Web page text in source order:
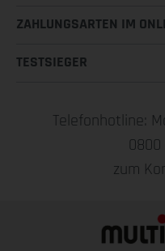
ZAHLUNGSARTEN IM
TESTSIEGER
Telefonhotline:
zum